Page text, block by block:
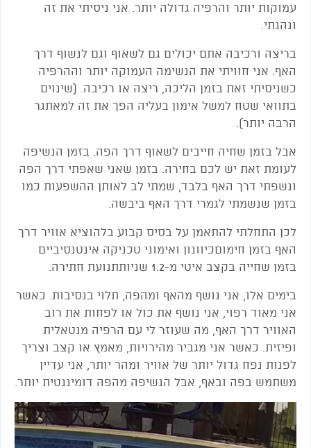
עמוקות יותר והרפיה גדולה יותר. אני ניסיתי את זה
ונהנתי.
בריצה ורכיבה אתם יכולים גם לשאוף וגם לנשוף דרך
האף. אני חוויתי את הנשימה העמוקה יותר וההרפיה
כשניסיתי זאת בזמן הליכה, ריצה או רכיבה. (שינוים
בתוואי שטח למשל אימון בעליה הפך את זה למאתגר
הרבה יותר).
אבל בזמן שחיה חייבים לשאוף דרך הפה. בזמן הנשיפה
לעומת זאת יש לכם בחירה. בזמן שאני שאפתי דרך הפה
ונשפתי דרך האף בלבד, שמתי לב לאותן ההשפעות כמו
בזמן שנשמתי לגמרי דרך האף ביבשה.
לכן התחלתי להתאמן על בסיס קבוע בלהוציא אוויר דרך
האף בזמן חימוםכיוונון ואימוני טכניקה אינטנסיביים
בזמן שחייה בקצב איטי מ-1.2 שניותתנועת חתירה.
בימים אלו, אני נושף מהאף ומהפה, תלוי בנסיבות. כאשר
אני מאוד רפוי, אני נושף את כול או לפחות את רוב
האוויר דרך האף, מה שעוזר לי עם הרפיה מנטאלית
ופיזית. כאשר אני מגביר מהירויות, מאמץ או קצב וצריך
לפנות נפח גדול יותר של אוויר ומהר יותר, אני עדיין
משתמש בפה ובאף, אבל הנשיפה מהפה דומיננטית יותר.